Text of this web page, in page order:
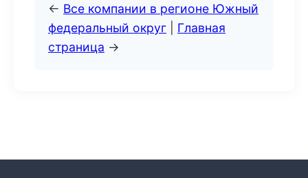
← Все компании в регионе Южный
федеральный округ
Главная
страница →